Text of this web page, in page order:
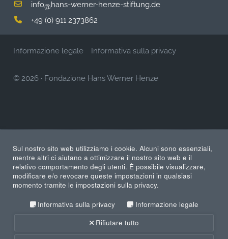
info@hans-werner-henze-stiftung.de
+49 (0) 911 2373862
Informazione legale Informativa sulla privacy
© 2026 · Fondazione Hans Werner Henze
Sul nostro sito web utilizziamo i cookie. Alcuni sono essenziali,
mentre altri ci aiutano a ottimizzare il nostro sito web e il
relativo comportamento degli utenti. È possibile visualizzare,
modificare e/o revocare queste impostazioni in qualsiasi
momento tramite le impostazioni sulla privacy.
Informativa sulla privacy
Informazione legale
Rifiutare tutto